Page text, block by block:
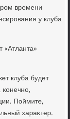
времени
у клуба
клуба будет
Поймите,
хараκтер.